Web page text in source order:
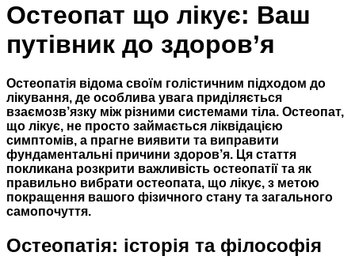
Остеопат що лікує: Ваш
путівник до здоров’я
Остеопатія відома своїм голістичним підходом до
лікування, де особлива увага приділяється
взаємозв’язку між різними системами тіла. Остеопат,
що лікує, не просто займається ліквідацією
симптомів, а прагне виявити та виправити
фундаментальні причини здоров’я. Ця стаття
покликана розкрити важливість остеопатії та як
правильно вибрати остеопата, що лікує, з метою
покращення вашого фізичного стану та загального
самопочуття.
Остеопатія: історія та філософія